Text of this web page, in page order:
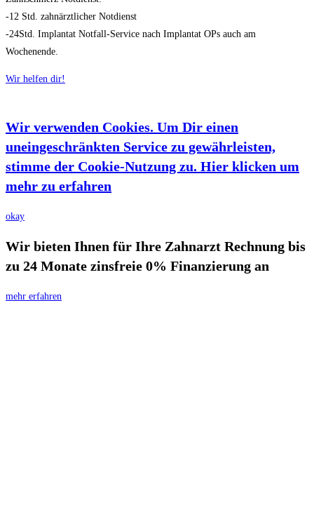
-12 Std. zahnärztlicher Notdienst
-24Std. Implantat Notfall-Service nach Implantat OPs auch am
Wochenende.
Wir helfen dir!
Wir verwenden Cookies. Um Dir einen
uneingeschränkten Service zu gewährleisten,
stimme der Cookie-Nutzung zu. Hier klicken um
mehr zu erfahren
okay
Wir bieten Ihnen für Ihre Zahnarzt Rechnung bis
zu 24 Monate zinsfreie 0% Finanzierung an
mehr erfahren